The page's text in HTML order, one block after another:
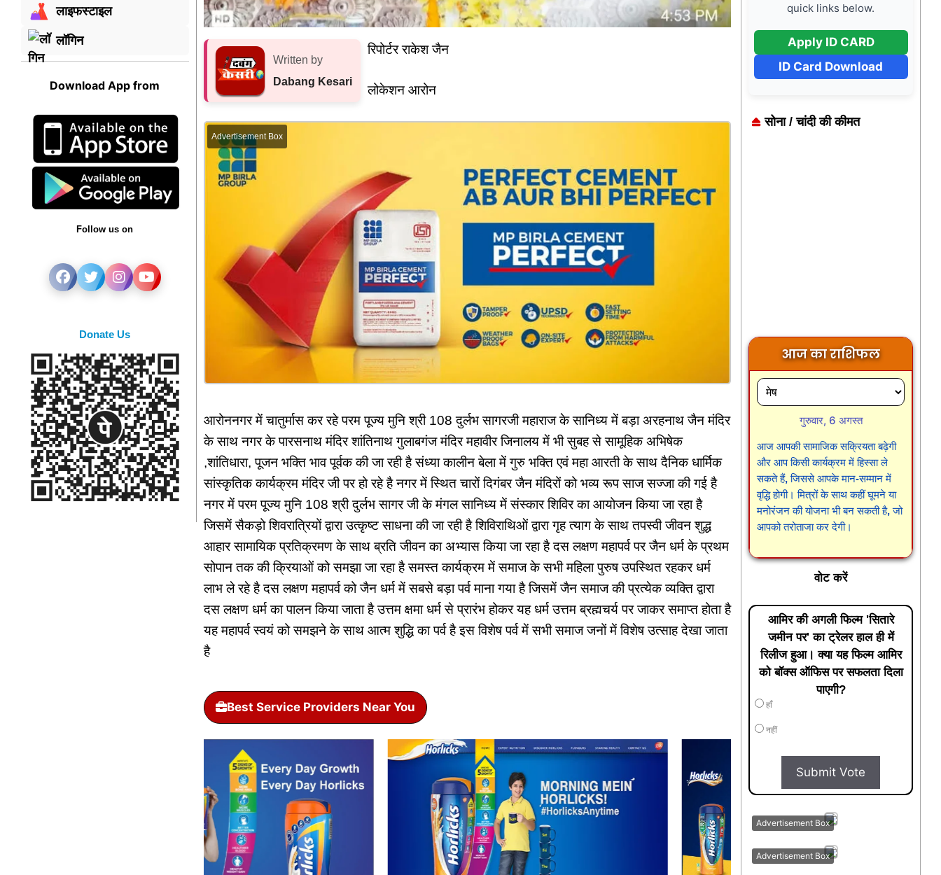
लाइफस्टाइल
लॉगिन
Download App from
Follow us on
Donate Us
Written by
Dabang Kesari
रिपोर्टर राकेश जैन
लोकेशन आरोन
Advertisement Box
आरोननगर में चातुर्मास कर रहे परम पूज्य मुनि श्री 108 दुर्लभ सागरजी महाराज के सानिध्य में बड़ा अरहनाथ जैन मंदिर
के साथ नगर के पारसनाथ मंदिर शांतिनाथ गुलाबगंज मंदिर महावीर जिनालय में भी सुबह से सामूहिक अभिषेक
,शांतिधारा, पूजन भक्ति भाव पूर्वक की जा रही है संध्या कालीन बेला में गुरु भक्ति एवं महा आरती के साथ दैनिक धार्मिक
सांस्कृतिक कार्यक्रम मंदिर जी पर हो रहे है नगर में स्थित चारों दिगंबर जैन मंदिरों को भव्य रूप साज सज्जा की गई है
नगर में परम पूज्य मुनि 108 श्री दुर्लभ सागर जी के मंगल सानिध्य में संस्कार शिविर का आयोजन किया जा रहा है
जिसमें सैकड़ो शिवरात्रियों द्वारा उत्कृष्ट साधना की जा रही है शिविराथिओं द्वारा गृह त्याग के साथ तपस्वी जीवन शुद्ध
आहार सामायिक प्रतिक्रमण के साथ ब्रति जीवन का अभ्यास किया जा रहा है दस लक्षण महापर्व पर जैन धर्म के प्रथम
सोपान तक की क्रियाओं को समझा जा रहा है समस्त कार्यक्रम में समाज के सभी महिला पुरुष उपस्थित रहकर धर्म
लाभ ले रहे है दस लक्षण महापर्व को जैन धर्म में सबसे बड़ा पर्व माना गया है जिसमें जैन समाज की प्रत्येक व्यक्ति द्वारा
दस लक्षण धर्म का पालन किया जाता है उत्तम क्षमा धर्म से प्रारंभ होकर यह धर्म उत्तम ब्रह्मचर्य पर जाकर समाप्त होता है
यह महापर्व स्वयं को समझने के साथ आत्म शुद्धि का पर्व है इस विशेष पर्व में सभी समाज जनों में विशेष उत्साह देखा जाता
है
Best Service Providers Near You
quick links below.
Apply ID CARD
ID Card Download
सोना / चांदी की कीमत
आज का राशिफल
गुरुवार, 6 अगस्त
आज आपकी सामाजिक सक्रियता बढ़ेगी
और आप किसी कार्यक्रम में हिस्सा ले
सकते हैं, जिससे आपके मान-सम्मान में
वृद्धि होगी। मित्रों के साथ कहीं घूमने या
मनोरंजन की योजना भी बन सकती है, जो
आपको तरोताजा कर देगी।
वोट करें
आमिर की अगली फिल्म 'सितारे
जमीन पर' का ट्रेलर हाल ही में
रिलीज हुआ। क्या यह फिल्म आमिर
को बॉक्स ऑफिस पर सफलता दिला
पाएगी?
हाँ
नहीं
Submit Vote
Advertisement Box
Advertisement Box